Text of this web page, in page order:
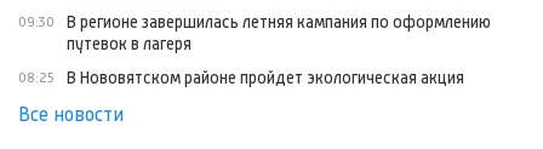
09:30
В регионе завершилась летняя кампания по оформлению
путевок в лагеря
08:25 В Нововятском районе пройдет экологическая акция
Все новости